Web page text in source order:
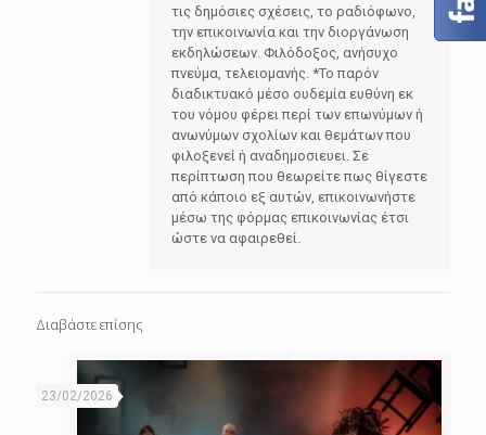
τις δημόσιες σχέσεις, το ραδιόφωνο,
την επικοινωνία και την διοργάνωση
εκδηλώσεων. Φιλόδοξος, ανήσυχο
πνεύμα, τελειομανής. *Το παρόν
διαδικτυακό μέσο ουδεμία ευθύνη εκ
του νόμου φέρει περί των επωνύμων ή
ανωνύμων σχολίων και θεμάτων που
φιλοξενεί ή αναδημοσιευει. Σε
περίπτωση που θεωρείτε πως θίγεστε
από κάποιο εξ αυτών, επικοινωνήστε
μέσω της φόρμας επικοινωνίας έτσι
ώστε να αφαιρεθεί.
Διαβάστε επίσης
23/02/2026